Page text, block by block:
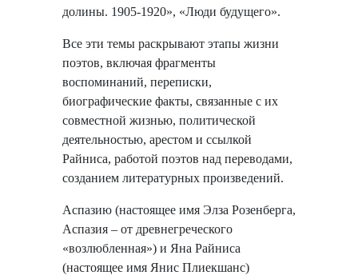
долины. 1905-1920», «Люди будущего».
Все эти темы раскрывают этапы жизни
поэтов, включая фрагменты
воспоминаний, переписки,
биографические факты, связанные с их
совместной жизнью, политической
деятельностью, арестом и ссылкой
Райниса, работой поэтов над переводами,
созданием литературных произведений.
Аспазию (настоящее имя Элза Розенберга,
Аспазия – от древнегреческого
«возлюбленная») и Яна Райниса
(настоящее имя Янис Плиекшанс)